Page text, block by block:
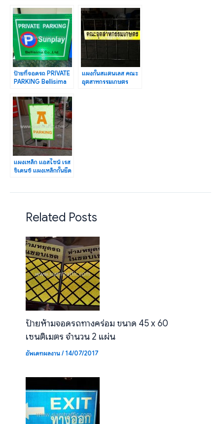
คอก
PARKING,
MOTORCYCLE
ป้ายที่จอดรถ PRIVATE
PARKING Bellisima
แผงกั้นสแตนเลส คณะ
อุตสาหกรรมเกษตร
แผงเหล็ก แอสไซน์ เรส
ซิเดนซ์ แผงเหล็กกั้นยึด
Related Posts
ป้ายห้ามจอดรถทางคร่อม ขนาด 45 x 60
เซนติเมตร จำนวน 2 แผ่น
อัพเดทผลงาน/14/07/2017